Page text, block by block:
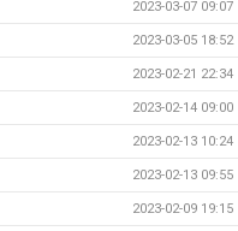
2023-03-07 09:07
2023-03-05 18:52
2023-02-21 22:34
2023-02-14 09:00
2023-02-13 10:24
2023-02-13 09:55
2023-02-09 19:15